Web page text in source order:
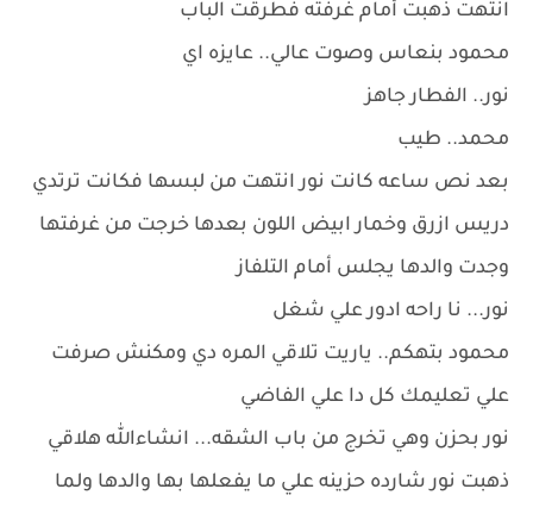
انتهت ذهبت أمام غرفته فطرقت الباب
محمود بنعاس وصوت عالي.. عايزه اي
نور.. الفطار جاهز
محمد.. طيب
بعد نص ساعه كانت نور انتهت من لبسها فكانت ترتدي
دريس ازرق وخمار ابيض اللون بعدها خرجت من غرفتها
وجدت والدها يجلس أمام التلفاز
نور... نا راحه ادور علي شغل
محمود بتهكم.. ياريت تلاقي المره دي ومكنش صرفت
علي تعليمك كل دا علي الفاضي
نور بحزن وهي تخرج من باب الشقه... انشاءالله هلاقي
ذهبت نور شارده حزينه علي ما يفعلها بها والدها ولما